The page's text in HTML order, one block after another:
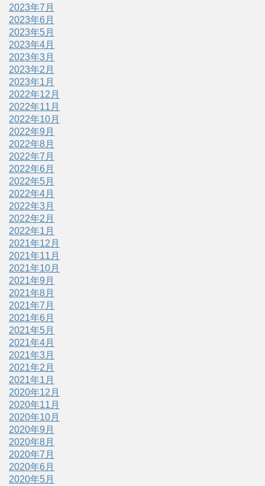
2023年7月
2023年6月
2023年5月
2023年4月
2023年3月
2023年2月
2023年1月
2022年12月
2022年11月
2022年10月
2022年9月
2022年8月
2022年7月
2022年6月
2022年5月
2022年4月
2022年3月
2022年2月
2022年1月
2021年12月
2021年11月
2021年10月
2021年9月
2021年8月
2021年7月
2021年6月
2021年5月
2021年4月
2021年3月
2021年2月
2021年1月
2020年12月
2020年11月
2020年10月
2020年9月
2020年8月
2020年7月
2020年6月
2020年5月